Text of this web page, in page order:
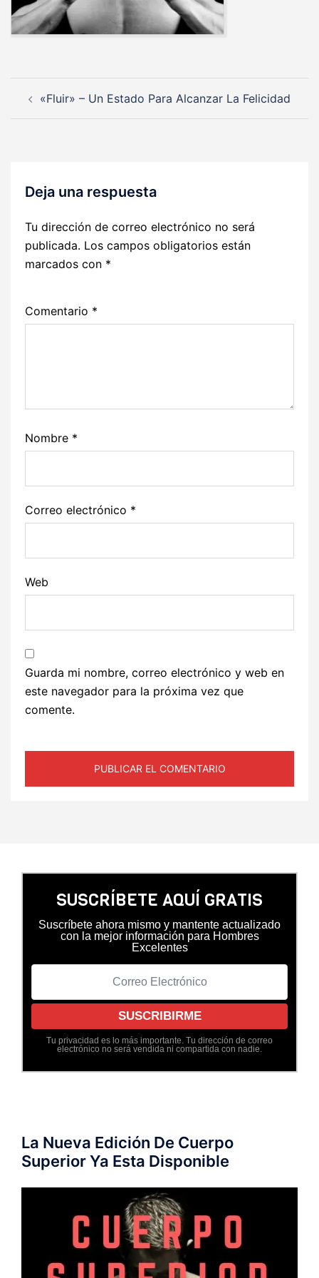
de
«Fluir» – Un Estado Para Alcanzar La Felicidad
Deja una respuesta
Tu dirección de correo electrónico no será
publicada. Los campos obligatorios están
marcados con *
Comentario *
Nombre *
Correo electrónico *
Web
Guarda mi nombre, correo electrónico y web en
este navegador para la próxima vez que
comente.
SUSCRÍBETE AQUÍ GRATIS
Suscríbete ahora mismo y mantente actualizado
con la mejor información para Hombres
Excelentes
Tu privacidad es lo más importante. Tu dirección de correo
electrónico no será vendida ni compartida con nadie.
La Nueva Edición De Cuerpo
Superior Ya Esta Disponible